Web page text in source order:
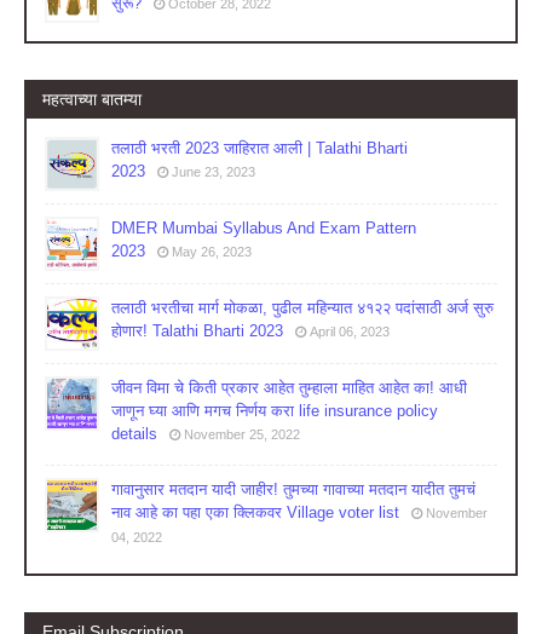
October 28, 2022
महत्वाच्या बातम्या
तलाठी भरती 2023 जाहिरात आली | Talathi Bharti
2023
June 23, 2023
DMER Mumbai Syllabus And Exam Pattern
2023
May 26, 2023
तलाठी भरतीचा मार्ग मोकळा, पुढील महिन्यात ४१२२ पदांसाठी अर्ज सुरु
होणार! Talathi Bharti 2023
April 06, 2023
जीवन विमा चे किती प्रकार आहेत तुम्हाला माहित आहेत का! आधी
जाणून घ्या आणि मगच निर्णय करा life insurance policy
details
November 25, 2022
गावानुसार मतदान यादी जाहीर! तुमच्या गावाच्या मतदान यादीत तुमचं
नाव आहे का पहा एका क्लिकवर Village voter list
November
04, 2022